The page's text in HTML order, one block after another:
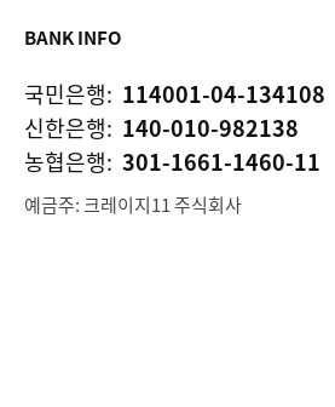
BANK INFO
국민은행: 114001-04-134108
신한은행: 140-010-982138
농협은행: 301-1661-1460-11
예금주: 크레이지11 주식회사